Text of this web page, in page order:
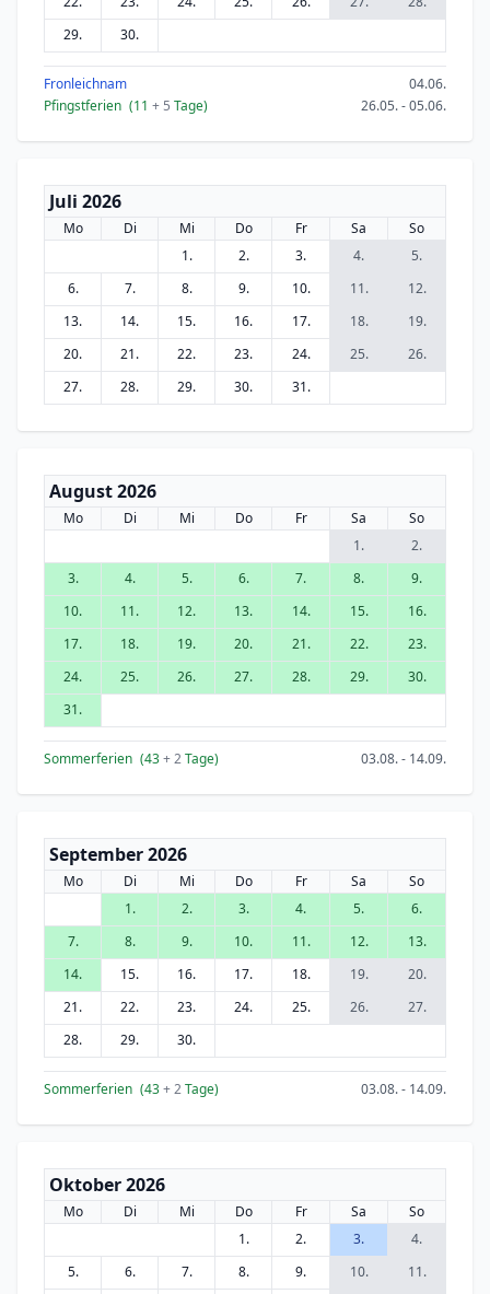
29.
30.
Fronleichnam
04.06.
Pfingstferien (11 + 5 Tage) 26.05. - 05.06.
Juli 2026
Mo Di Mi Do Fr Sa
So
1.
2. 3. 4.
5.
6.
7. 8. 9. 10. 11.
12.
13.
14. 15. 16. 17. 18.
19.
20.
21. 22. 23. 24. 25.
26.
27.
28. 29. 30. 31.
August 2026
Mo Di Mi Do Fr Sa
So
1.
2.
3.
4. 5. 6. 7. 8.
9.
10.
11. 12. 13. 14. 15.
16.
17.
18. 19. 20. 21. 22.
23.
24.
25. 26. 27. 28. 29.
30.
31.
Sommerferien (43+ 2Tage) 03.08. - 14.09.
September 2026
Mo Di Mi Do Fr Sa
So
1.
2. 3. 4. 5.
6.
7.
8. 9. 10. 11. 12.
13.
14.
15. 16. 17. 18. 19.
20.
21.
22. 23. 24. 25. 26.
27.
28.
29. 30.
Sommerferien (43+ 2Tage) 03.08. - 14.09.
Oktober 2026
Mo Di Mi Do Fr Sa
So
1.
2. 3.
4.
5.
6. 7. 8. 9. 10.
11.